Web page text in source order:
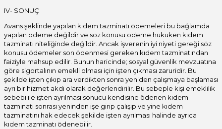
IV- SONUÇ
Avans şeklinde yapılan kıdem tazminatı ödemeleri bu bağlamda
yapılan ödeme değildir ve söz konusu ödeme hukuken kıdem
tazminatı niteliğinde değildir. Ancak işverenin iyi niyeti gereği söz
konusu ödemeler son ödenmesi gereken kıdem tazminatından
faiziyle mahsup edilir. Bunun haricinde; sosyal güvenlik mevzuatına
göre sigortalının emekli olması için işten çıkması zaruridir. Bu
şekilde işten çıkıp ara verdikten sonra yeniden çalışmaya başlaması
ayrı bir hizmet akdi olarak değerlendirilir. Bu sebeple kişi emeklilik
sebebi ile işten ayrılması sonucu kendisine ödenen kıdem
tazminatı sonrası yeninden işe girip çalışıp ve yine kıdem
tazminatını hak edecek şekilde işten ayrılması halinde ayrıca
kıdem tazminatı ödenebilir.